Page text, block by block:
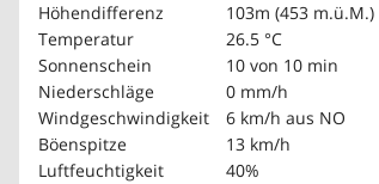
Höhendifferenz
103m (453 m.ü.M.)
Temperatur
26.5 °C
Sonnenschein
10 von 10 min
Niederschläge
0 mm/h
Windgeschwindigkeit
6 km/h aus NO
Böenspitze
13 km/h
Luftfeuchtigkeit
40%